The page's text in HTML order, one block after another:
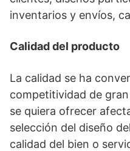
inventarios y envíos,
Calidad del producto
La calidad se ha
competitividad de
se quiera ofrecer
selección del diseño
calidad del bien o